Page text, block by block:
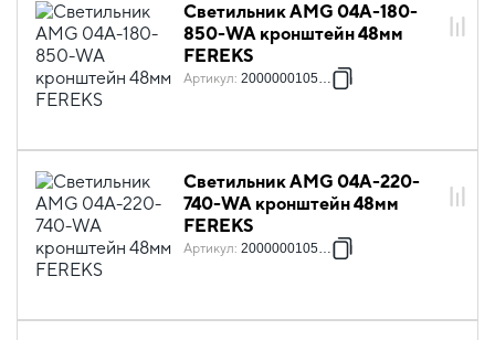
Светильник AMG 04A-180-
850-WA кронштейн 48мм
FEREKS
Артикул: 2000000105161
Светильник AMG 04A-220-
740-WA кронштейн 48мм
FEREKS
Артикул: 2000000105239